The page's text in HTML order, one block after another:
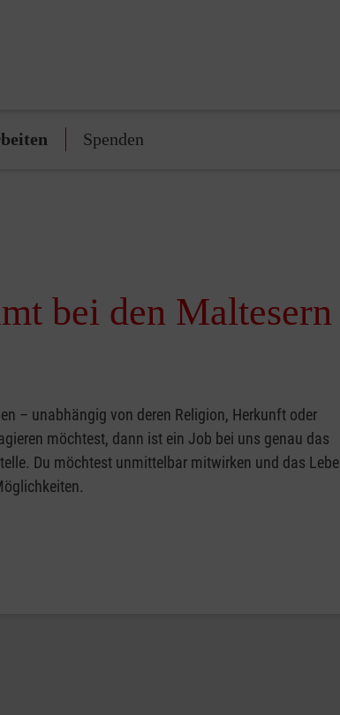
Spenden
bei den
– unabhängig von deren Religion, Herkunft oder
möchtest, dann ist ein Job bei uns genau das
Du möchtest unmittelbar mitwirken und das